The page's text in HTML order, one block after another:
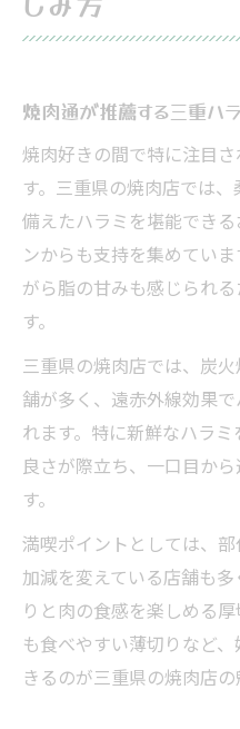
焼肉通が推薦する三重ハ
焼肉好きの間で特に注目
す。三重県の焼肉店では
備えたハラミを堪能でき
ンからも支持を集めてい
がら脂の甘みも感じられ
す。
三重県の焼肉店では、炭
舗が多く、遠赤外線効果
れます。特に新鮮なハラ
良さが際立ち、一口目か
す。
満喫ポイントとしては、
加減を変えている店舗も
りと肉の食感を楽しめる
も食べやすい薄切りなど
きるのが三重県の焼肉店の